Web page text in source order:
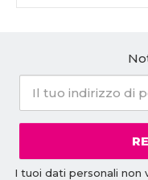
I tuoi dati personali non